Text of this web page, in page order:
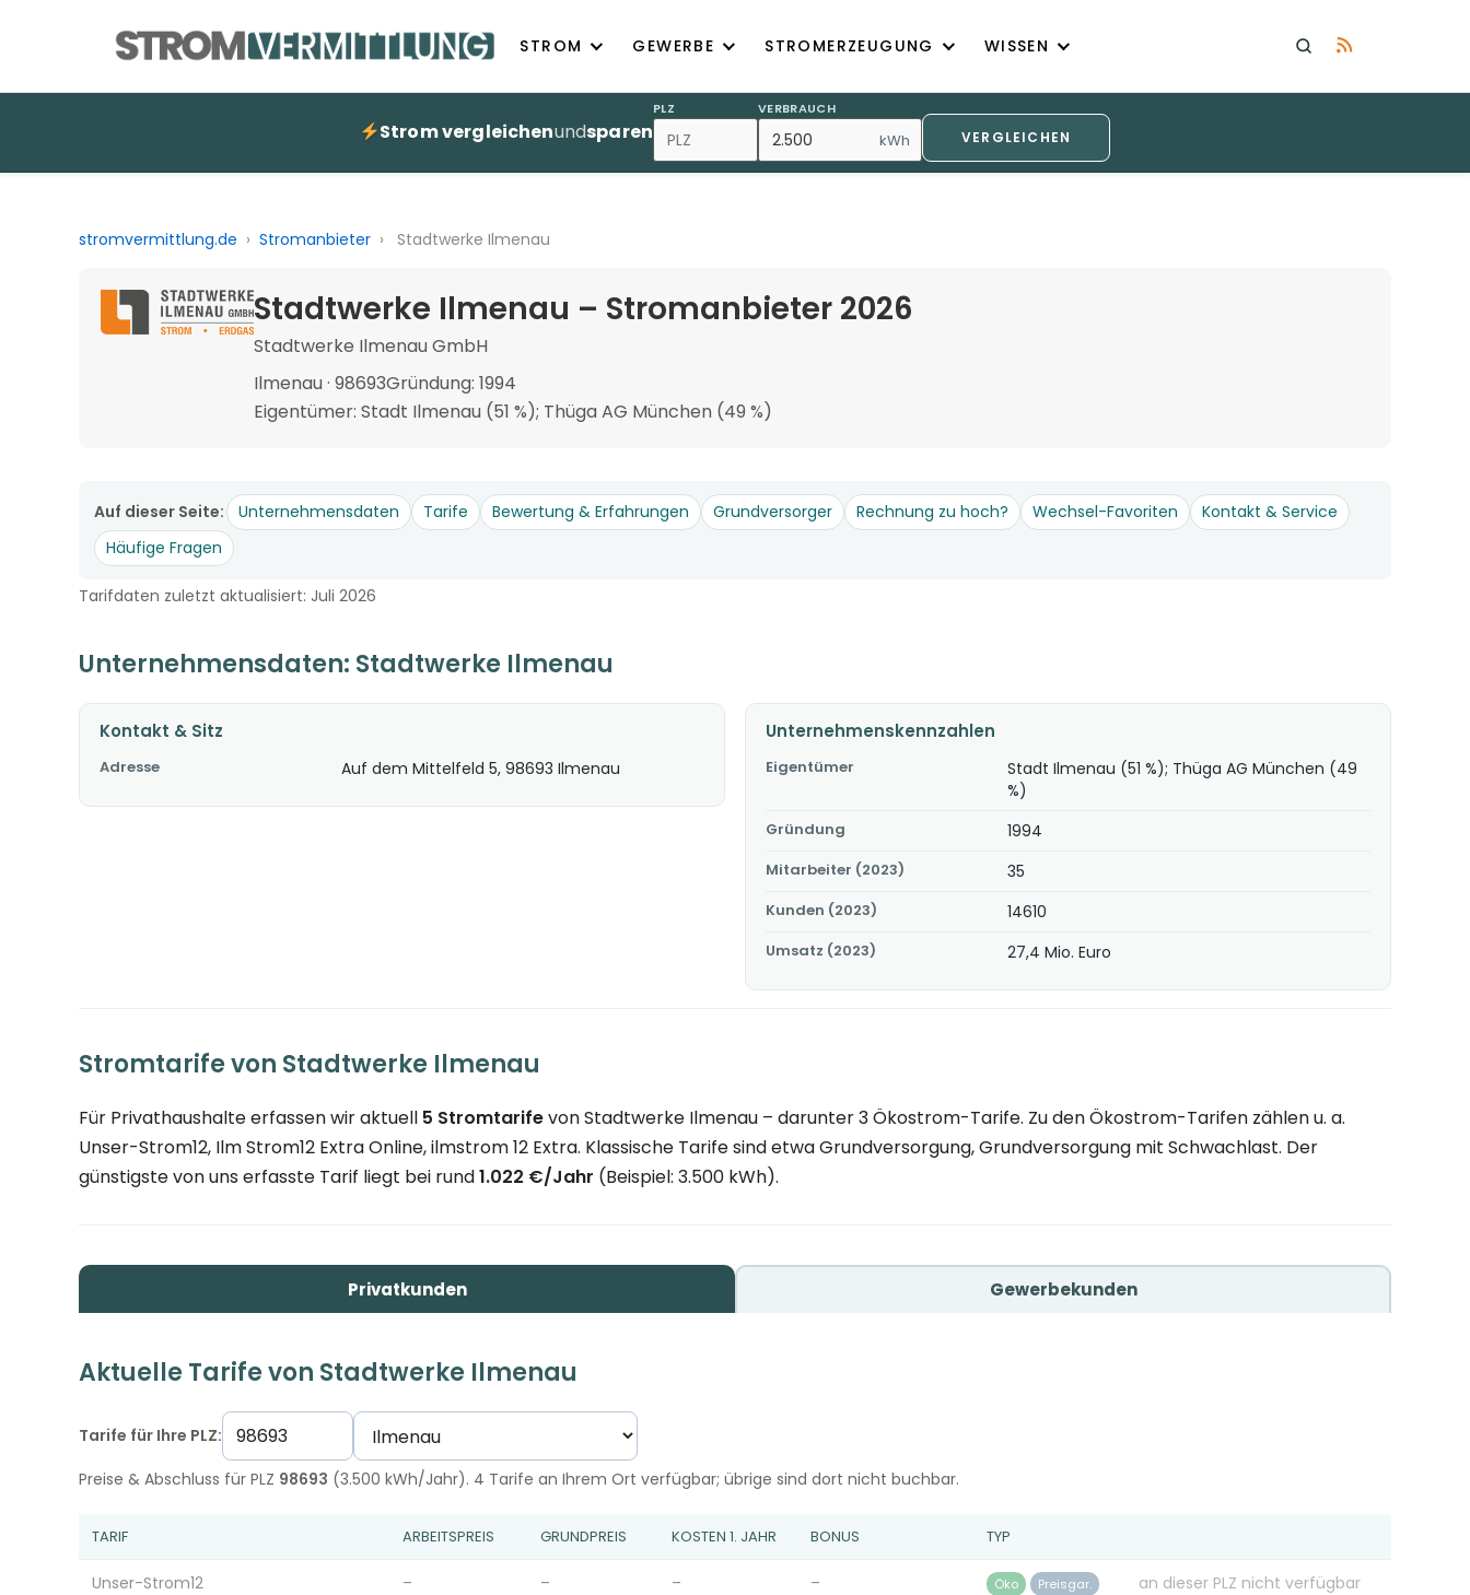
STROM GEWERBE STROMERZEUGUNG WISSEN
Strom vergleichenundsparen
PLZ VERBRAUCH
kWh VERGLEICHEN
stromvermittlung.de › Stromanbieter › Stadtwerke Ilmenau
Stadtwerke Ilmenau – Stromanbieter 2026
Stadtwerke Ilmenau GmbH
Ilmenau · 98693Gründung: 1994
Eigentümer: Stadt Ilmenau (51 %); Thüga AG München (49 %)
Auf dieser Seite: Unternehmensdaten Tarife Bewertung & Erfahrungen Grundversorger Rechnung zu hoch? Wechsel-Favoriten
Kontakt & Service
Häufige Fragen
Tarifdaten zuletzt aktualisiert: Juli 2026
Unternehmensdaten: Stadtwerke Ilmenau
Kontakt & Sitz
Adresse Auf dem Mittelfeld 5, 98693 Ilmenau
Unternehmenskennzahlen
Eigentümer
Stadt Ilmenau (51 %); Thüga AG München (49
%)
Gründung 1994
Mitarbeiter (2023) 35
Kunden (2023) 14610
Umsatz (2023) 27,4 Mio. Euro
Stromtarife von Stadtwerke Ilmenau
Für Privathaushalte erfassen wir aktuell 5 Stromtarifevon Stadtwerke Ilmenau – darunter 3 Ökostrom-Tarife. Zu den Ökostrom-Tarifen zählen u. a.
Unser-Strom12, Ilm Strom12 Extra Online, ilmstrom 12 Extra. Klassische Tarife sind etwa Grundversorgung, Grundversorgung mit Schwachlast. Der
günstigste von uns erfasste Tarif liegt bei rund1.022 €/Jahr (Beispiel: 3.500 kWh).
Privatkunden Gewerbekunden
Aktuelle Tarife von Stadtwerke Ilmenau
Tarife für Ihre PLZ:
Preise & Abschluss für PLZ 98693 (3.500 kWh/Jahr). 4 Tarife an Ihrem Ort verfügbar; übrige sind dort nicht buchbar.
TARIF ARBEITSPREIS GRUNDPREIS KOSTEN 1. JAHR BONUS TYP
Unser-Strom12 – – – – Öko Preisgar. an dieser PLZ nicht verfügbar